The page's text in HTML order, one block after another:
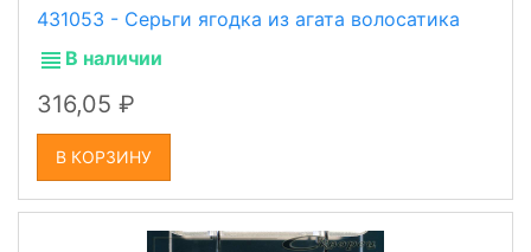
431053 - Серьги ягодка из агата волосатика
В наличии
316,05
В КОРЗИНУ